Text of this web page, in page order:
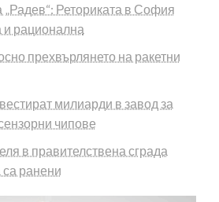
„Радев“: Реториката в София
рационална
прехвърлянето на ракетни
милиарди в завод за
чипове
в правителствена сграда
са ранени